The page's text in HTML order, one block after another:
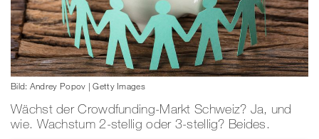
Bild: Andrey Popov | Getty Images
Wächst der Crowdfunding-Markt Schweiz? Ja, und
wie. Wachstum 2-stellig oder 3-stellig? Beides.